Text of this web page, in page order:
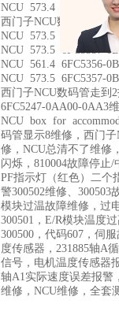
NCU 573.4 6FC5357-
西门子NCU数码管显示
NCU 573.5 6FC5357-
NCU 573.5 6FC5357-
NCU 561.4 6FC5356-
NCU 573.5 6FC5357-
西门子NCU数码管走到
6FC5247-0AA00-0AA3
NCU box for
码管显示8维修，西门
修，NCU总清不了维修
闪烁，810004故障停止
PF指示灯（红色）二个
警300502维修、
模块过温故障维修，过
300501，E/R模块温度
300500，代码607，伺
度传感器，231885轴A
信号，电机温度传感器
轴A1实际速度误差报警
维修，NCU维修，全套